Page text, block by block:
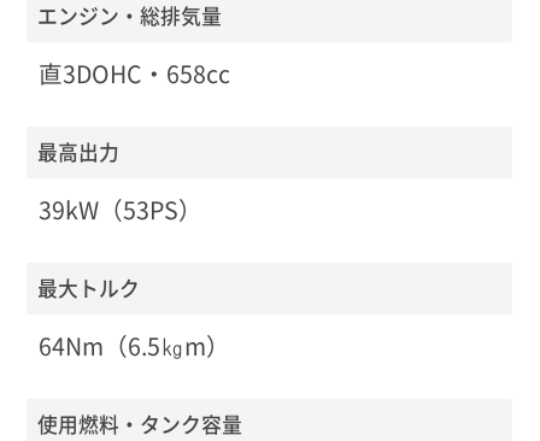
エンジン・総排気量
直3DOHC・658cc
最高出力
39kW（53PS）
最大トルク
64Nm（6.5㎏m）
使用燃料・タンク容量